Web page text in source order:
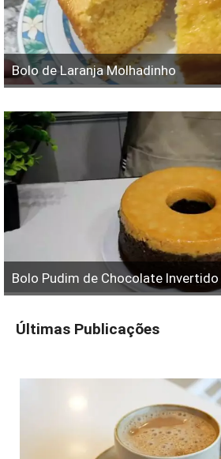
Bolo de Laranja Molhadinho
Bolo Pudim de Chocolate Invertido
Últimas Publicações